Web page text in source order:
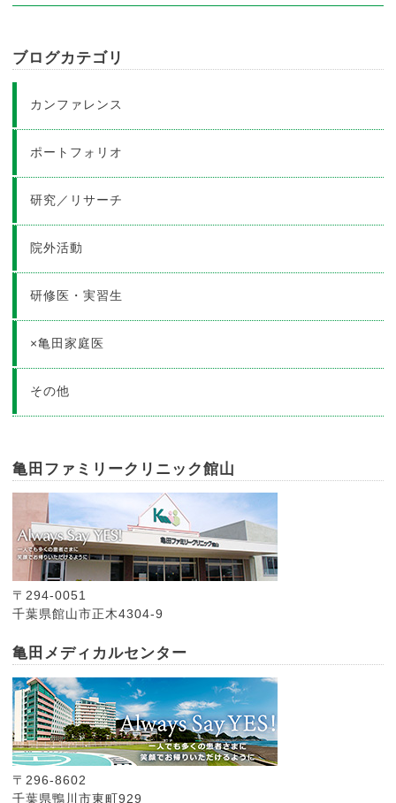
ブログカテゴリ
カンファレンス
ポートフォリオ
研究／リサーチ
院外活動
研修医・実習生
×亀田家庭医
その他
亀田ファミリークリニック館山
〒294-0051
千葉県館山市正木4304-9
亀田メディカルセンター
〒296-8602
千葉県鴨川市東町929